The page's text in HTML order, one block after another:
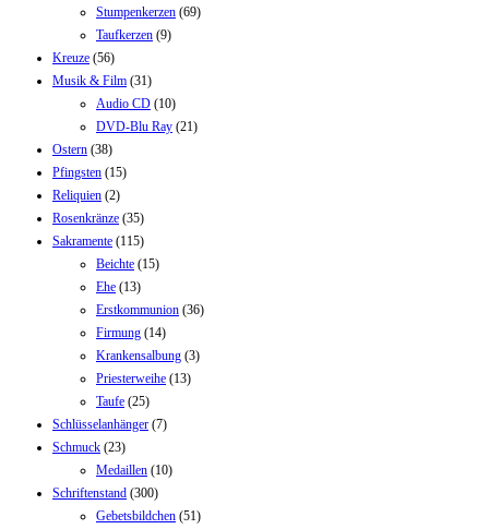
Stumpenkerzen (69)
Taufkerzen (9)
Kreuze (56)
Musik & Film (31)
Audio CD (10)
DVD-Blu Ray (21)
Ostern (38)
Pfingsten (15)
Reliquien (2)
Rosenkränze (35)
Sakramente (115)
Beichte (15)
Ehe (13)
Erstkommunion (36)
Firmung (14)
Krankensalbung (3)
Priesterweihe (13)
Taufe (25)
Schlüsselanhänger (7)
Schmuck (23)
Medaillen (10)
Schriftenstand (300)
Gebetsbildchen (51)